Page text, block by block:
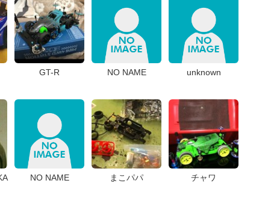
GT-R NO NAME unknown
NO NAME まこパパ チャワ